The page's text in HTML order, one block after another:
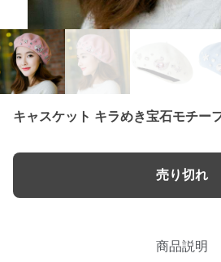
キャスケット キラめき宝石モチー
売り切れ
商品説明